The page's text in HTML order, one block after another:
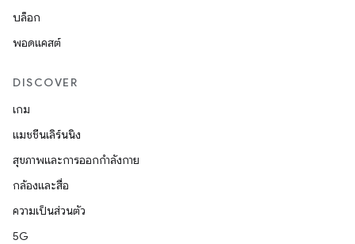
บล็อก
พอดแคสต์
DISCOVER
เกม
แมชชีนเลิร์นนิง
สุขภาพและการออกกำลังกาย
กล้องและสื่อ
ความเป็นส่วนตัว
5G